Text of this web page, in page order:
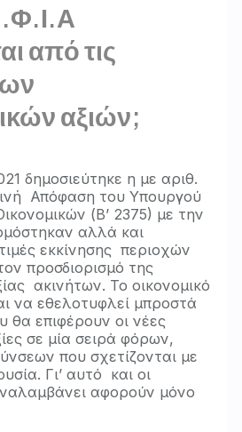
από τις
αξιών;
δημοσιεύτηκε η με αριθ.
Απόφαση του Υπουργού
(Β’ 2375) με την
αλλά και
εκκίνησης περιοχών
προσδιορισμό της
ακινήτων. Το οικονομικό
να εθελοτυφλεί μπροστά
θα επιφέρουν οι νέες
σε μία σειρά φόρων,
που σχετίζονται με
Γι’ αυτό και οι
αφορούν μόνο